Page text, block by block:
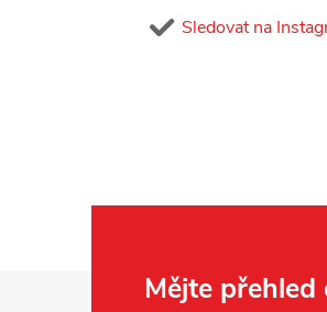
Sledovat na
Mějte přehled